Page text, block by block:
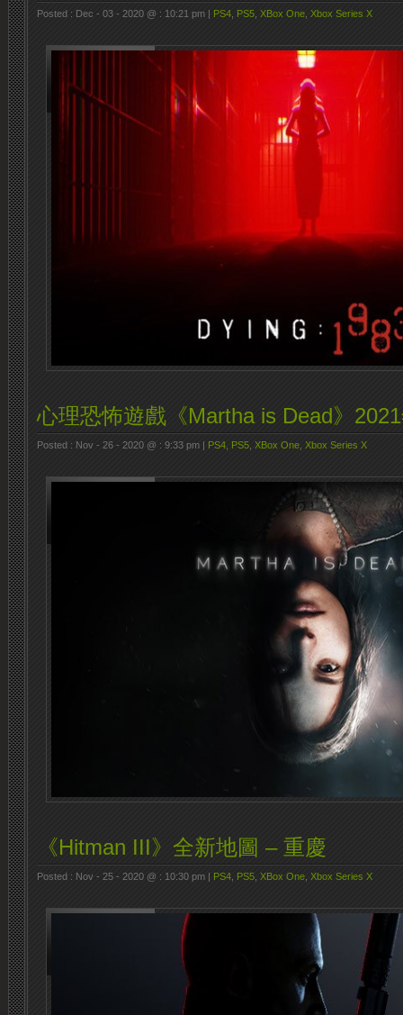
Posted : Dec - 03 - 2020 @ : 10:21 pm | PS4 PS5 XBox One Xbox Series X
心理恐怖遊戲《Martha is Dead》
Posted : Nov - 26 - 2020 @ : 9:33 pm | PS4 PS5 XBox One Xbox Series X
《Hitman III》全新地圖 – 重慶
Posted : Nov - 25 - 2020 @ : 10:30 pm | PS4 PS5 XBox One Xbox Series X